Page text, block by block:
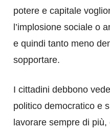
potere e capitale
l’implosione sociale o
e quindi tanto meno
sopportare.
I cittadini debbono
politico democratico e
lavorare sempre di